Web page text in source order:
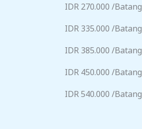
IDR 270.000 /Batang
IDR 335.000 /Batang
IDR 385.000 /Batang
IDR 450.000 /Batang
IDR 540.000 /Batang